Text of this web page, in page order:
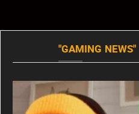
"GAMING NEWS"